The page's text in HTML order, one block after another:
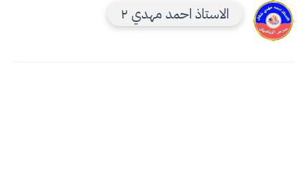
الاستاذ احمد مهدي ٢